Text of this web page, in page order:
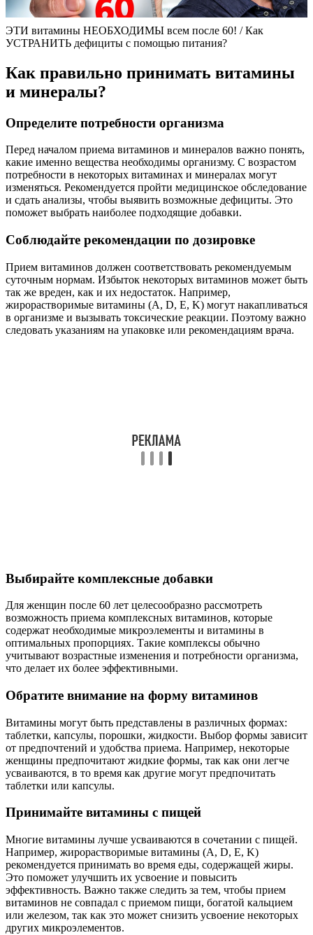
ЭТИ витамины НЕОБХОДИМЫ всем после 60! / Как
УСТРАНИТЬ дефициты с помощью питания?
Как правильно принимать витамины
и минералы?
Определите потребности организма
Перед началом приема витаминов и минералов важно понять,
какие именно вещества необходимы организму. С возрастом
потребности в некоторых витаминах и минералах могут
изменяться. Рекомендуется пройти медицинское обследование
и сдать анализы, чтобы выявить возможные дефициты. Это
поможет выбрать наиболее подходящие добавки.
Соблюдайте рекомендации по дозировке
Прием витаминов должен соответствовать рекомендуемым
суточным нормам. Избыток некоторых витаминов может быть
так же вреден, как и их недостаток. Например,
жирорастворимые витамины (A, D, E, K) могут накапливаться
в организме и вызывать токсические реакции. Поэтому важно
следовать указаниям на упаковке или рекомендациям врача.
Выбирайте комплексные добавки
Для женщин после 60 лет целесообразно рассмотреть
возможность приема комплексных витаминов, которые
содержат необходимые микроэлементы и витамины в
оптимальных пропорциях. Такие комплексы обычно
учитывают возрастные изменения и потребности организма,
что делает их более эффективными.
Обратите внимание на форму витаминов
Витамины могут быть представлены в различных формах:
таблетки, капсулы, порошки, жидкости. Выбор формы зависит
от предпочтений и удобства приема. Например, некоторые
женщины предпочитают жидкие формы, так как они легче
усваиваются, в то время как другие могут предпочитать
таблетки или капсулы.
Принимайте витамины с пищей
Многие витамины лучше усваиваются в сочетании с пищей.
Например, жирорастворимые витамины (A, D, E, K)
рекомендуется принимать во время еды, содержащей жиры.
Это поможет улучшить их усвоение и повысить
эффективность. Важно также следить за тем, чтобы прием
витаминов не совпадал с приемом пищи, богатой кальцием
или железом, так как это может снизить усвоение некоторых
других микроэлементов.